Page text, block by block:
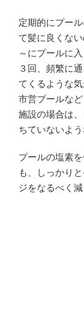
定期的にプー
て髪に良くな
～にプールに
３回、頻繁に
てくるような気
市営プールな
施設の場合は
ちていないよう
プールの塩素
も、しっかり
ジをなるべく